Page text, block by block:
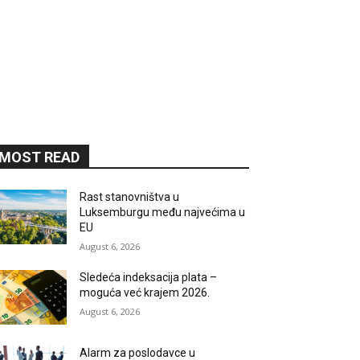
READ
Rast stanovništva u
Luksemburgu među najvećima u
EU
August 6, 2026
Sledeća indeksacija plata –
moguća već krajem 2026.
August 6, 2026
Alarm za poslodavce u